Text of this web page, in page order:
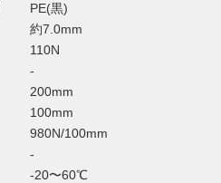
PE(黒)
約7.0mm
110N
-
200mm
100mm
980N/100mm
-
-20〜60℃